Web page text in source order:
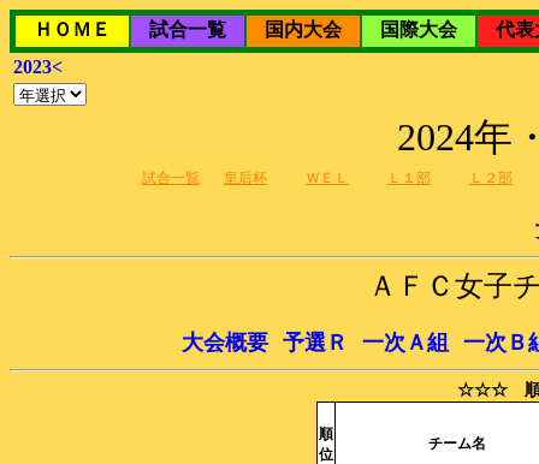
ＨＯＭＥ 試合一覧 国内大会 国際大会
代表
2023<
2024年
試合一覧 皇后杯 ＷＥＬ Ｌ１部 Ｌ２部
ＡＦＣ女子
大会概要 予選Ｒ 一次Ａ組 一次Ｂ
☆☆☆ 順
順
位
チーム名